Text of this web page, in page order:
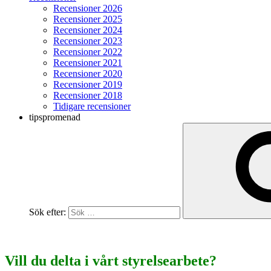
Recensioner 2026
Recensioner 2025
Recensioner 2024
Recensioner 2023
Recensioner 2022
Recensioner 2021
Recensioner 2020
Recensioner 2019
Recensioner 2018
Tidigare recensioner
tipspromenad
Sök efter:
Vill du delta i vårt styrelsearbete?